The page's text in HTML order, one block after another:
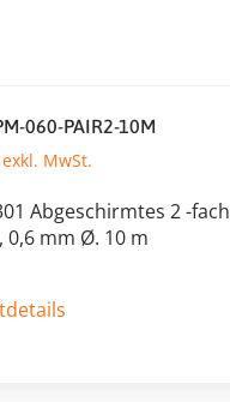
060-PAIR2-10M
Abgeschirmtes 2 -
0,6 mm Ø. 10 m